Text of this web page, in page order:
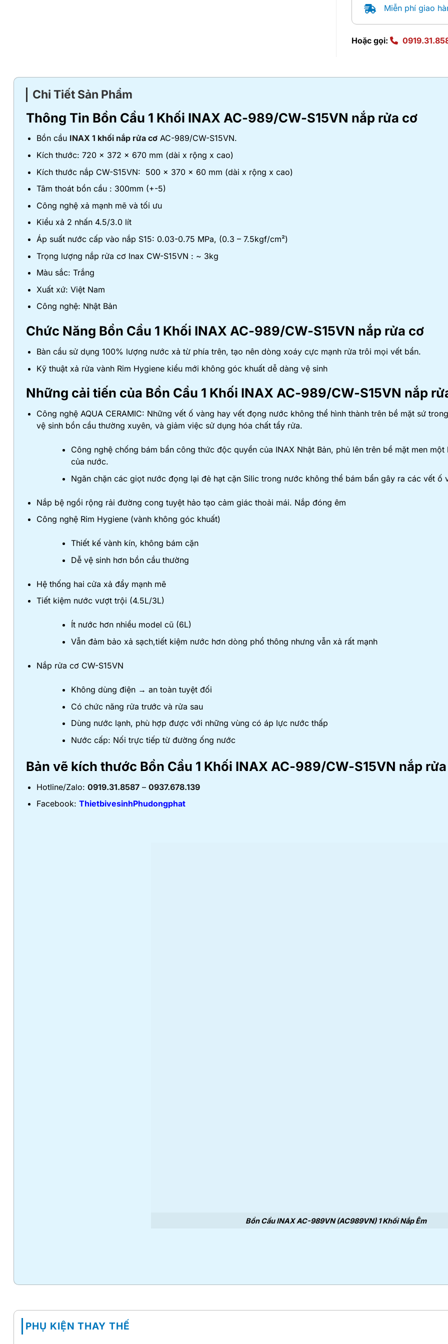
Miễn phí giao
Hoặc gọi:
Chi Tiết Sản Phẩm
Thông Tin Bồn Cầu 1 Khối INAX AC-989/CW-S15VN nắp rửa cơ
Bồn cầu INAX 1 khối nắp rửa cơAC-989/CW-S15VN.
Kích thước: 720 x 372 x 670 mm (dài x rộng x cao)
Kích thước nắp CW-S15VN: 500 x 370 x 60 mm (dài x rộng x cao)
Tâm thoát bồn cầu : 300mm (+-5)
Công nghệ xả mạnh mẽ và tối ưu
Kiểu xả 2 nhấn 4.5/3.0 lít
Áp suất nước cấp vào nắp S15: 0.03-0.75 MPa, (0.3 – 7.5kgf/cm²)
Trọng lượng nắp rửa cơ Inax CW-S15VN : ~ 3kg
Màu sắc: Trắng
Xuất xứ: Việt Nam
Công nghệ: Nhật Bản
Chức Năng Bồn Cầu 1 Khối INAX AC-989/CW-S15VN nắp rửa cơ
Bàn cầu sử dụng 100% lượng nước xả từ phía trên, tạo nên dòng xoáy cực mạnh rửa trôi mọi vết bẩn.
Kỹ thuật xả rửa vành Rim Hygiene kiểu mới không góc khuất dễ dàng vệ sinh
Những cải tiến của Bồn Cầu 1 Khối INAX AC-989/CW-S15VN nắp
Công nghệ AQUA CERAMIC: Những vết ố vàng hay vết đọng nước không thể hình thành trên bề mặt sứ
vệ sinh bồn cầu thường xuyên, và giảm việc sử dụng hóa chất tẩy rửa.
Công nghệ chống bám bẩn công thức độc quyền của INAX Nhật Bản, phủ lên trên bề mặt men
của nước.
Ngăn chặn các giọt nước đọng lại đẻ hạt cặn Silic trong nước không thể bám bẩn gây ra các vết ố
Nắp bệ ngồi rộng rải đường cong tuyệt hảo tạo cảm giác thoải mái. Nắp đóng êm
Công nghệ Rim Hygiene (vành không góc khuất)
Thiết kế vành kín, không bám cặn
Dễ vệ sinh hơn bồn cầu thường
Hệ thống hai cửa xả đẩy mạnh mẽ
Tiết kiệm nước vượt trội (4.5L/3L)
Ít nước hơn nhiều model cũ (6L)
Vẫn đảm bảo xả sạch,tiết kiệm nước hơn dòng phổ thông nhưng vẫn xả rất mạnh
Nắp rửa cơ CW-S15VN
Không dùng điện → an toàn tuyệt đối
Có chức năng rửa trước và rửa sau
Dùng nước lạnh, phù hợp được với những vùng có áp lực nước thấp
Nước cấp: Nối trực tiếp từ đường ống nước
Bản vẽ kích thước Bồn Cầu 1 Khối INAX AC-989/CW-S15VN nắp
Hotline/Zalo: 0919.31.8587– 0937.678.139
Facebook: ThietbivesinhPhudongphat
Bồn Cầu INAX AC-989VN (AC989VN) 1 Khối Nắp Êm
PHỤ KIỆN THAY THẾ